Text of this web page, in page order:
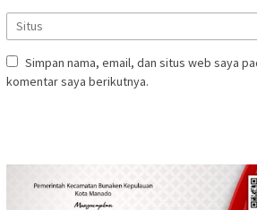
Simpan nama, email, dan situs web saya
komentar saya berikutnya.